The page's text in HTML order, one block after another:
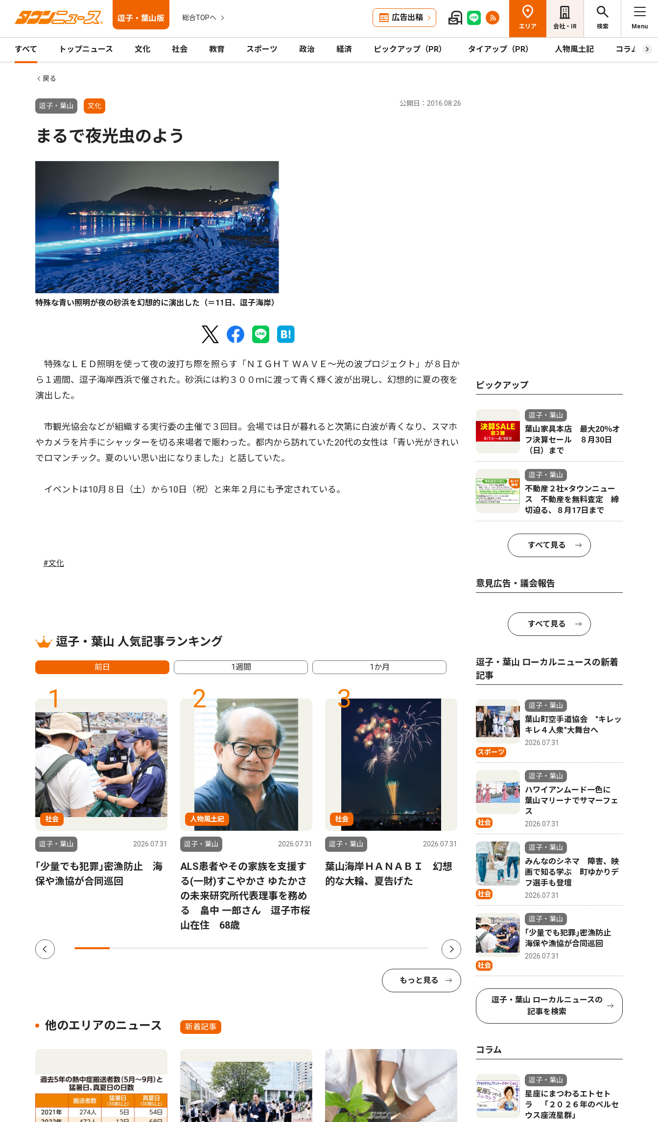
逗子・葉山版 総合TOPへ 広告出稿
エリア 会社・IR 検索 Menu
すべて トップニュース 文化 社会 教育 スポーツ 政治 経済 ピックアップ（PR） タイアップ（PR） 人物風土記 コラム
戻る
逗子・葉山 文化 公開日：2016.08.26
まるで夜光虫のよう
特殊な青い照明が夜の砂浜を幻想的に演出した（＝11日、逗子海岸）
特殊なＬＥＤ照明を使って夜の波打ち際を照らす「ＮＩＧＨＴ ＷＡＶＥ〜光の波プロジェクト」が８日か
ら１週間、逗子海岸西浜で催された。砂浜には約３００ｍに渡って青く輝く波が出現し、幻想的に夏の夜を
演出した。
市観光協会などが組織する実行委の主催で３回目。会場では日が暮れると次第に白波が青くなり、スマホ
やカメラを片手にシャッターを切る来場者で賑わった。都内から訪れていた20代の女性は「青い光がきれい
でロマンチック。夏のいい思い出になりました」と話していた。
イベントは10月８日（土）から10日（祝）と来年２月にも予定されている。
#文化
逗子・葉山 人気記事ランキング
前日 1週間 1か月
1
社会
逗子・葉山 2026.07.31
｢少量でも犯罪｣密漁防止 海
保や漁協が合同巡回
2
人物風土記
逗子・葉山 2026.07.31
ALS患者やその家族を支援す
る(一財)すこやかさ ゆたかさ
の未来研究所代表理事を務め
る 畠中 一郎さん 逗子市桜
山在住 68歳
3
社会
逗子・葉山 2026.07.31
葉山海岸ＨＡＮＡＢＩ 幻想
的な大輪、夏告げた
4
社会
逗子・葉山
池子区会盆踊り 伝統の輪に
国境なし 米軍住民と交流深
める
ハワイ
もっと見る
他のエリアのニュース 新着記事
ピックアップ
逗子・葉山
葉山家具本店 最大20％オ
フ決算セール ８月30日
（日）まで
逗子・葉山
不動産２社×タウンニュー
ス 不動産を無料査定 締
切迫る、８月17日まで
すべて見る
意見広告・議会報告
すべて見る
逗子・葉山 ローカルニュースの新着
記事
スポーツ
逗子・葉山
葉山町空手道協会 "キレッ
キレ４人衆"大舞台へ
2026.07.31
社会
逗子・葉山
ハワイアンムード一色に
葉山マリーナでサマーフェ
ス
2026.07.31
社会
逗子・葉山
みんなのシネマ 障害、映
画で知る学ぶ 町ゆかりデ
フ選手も登壇
2026.07.31
社会
逗子・葉山
｢少量でも犯罪｣密漁防止
海保や漁協が合同巡回
2026.07.31
逗子・葉山 ローカルニュースの
記事を検索
コラム
逗子・葉山
星座にまつわるエトセト
ラ 「２０２６年のペルセ
ウス座流星群」